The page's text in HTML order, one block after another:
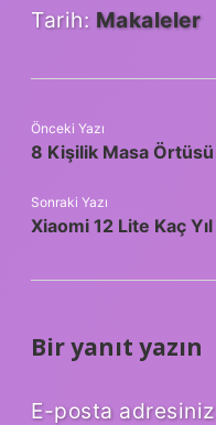
Tarih: Makaleler
Önceki Yazı
8 Kişilik Masa
Sonraki Yazı
Xiaomi 12 Lite Kaç
Bir yanıt yazın
E-posta